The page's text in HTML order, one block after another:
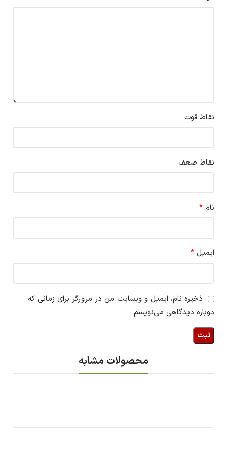
نقاط قوت
نقاط ضعف
نام *
ایمیل *
ذخیره نام، ایمیل و وبسایت من در مرورگر برای زمانی که
دوباره دیدگاهی می‌نویسم.
محصولات مشابه